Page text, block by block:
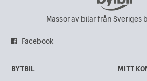
Massor av bilar från Sveriges
Facebook
BYTBIL
MITT